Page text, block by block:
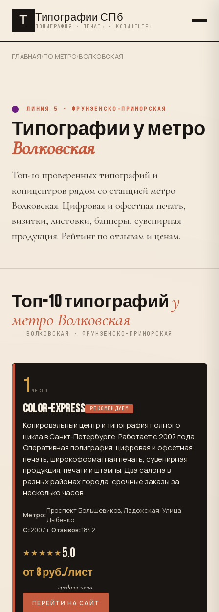
Т Типографии СПб
ПОЛИГРАФИЯ · ПЕЧАТЬ · КОПИЦЕНТРЫ
ГЛАВНАЯ/ПО МЕТРО/ВОЛКОВСКАЯ
ЛИНИЯ 5 · ФРУНЗЕНСКО-ПРИМОРСКАЯ
Типографии у метро
Волковская
Топ-10 проверенных типографий и
копицентров рядом со станцией метро
Волковская. Цифровая и офсетная печать,
визитки, листовки, баннеры, сувенирная
продукция. Рейтинг по отзывам и ценам.
Топ-10 типографийу
метро Волковская
ВОЛКОВСКАЯ · ФРУНЗЕНСКО-ПРИМОРСКАЯ
1 МЕСТО
Color-Express РЕКОМЕНДУЕМ
Копировальный центр и типография полного
цикла в Санкт-Петербурге. Работает с 2007 года.
Оперативная полиграфия, цифровая и офсетная
печать, широкоформатная печать, сувенирная
продукция, печати и штампы. Два салона в
разных районах города, срочные заказы за
несколько часов.
Метро:
Проспект Большевиков, Ладожская, Улица
Дыбенко
С:2007 г.Отзывов:1842
★★★★★ 5.0
от 8 руб./лист
средняя цена
ПЕРЕЙТИ НА САЙТ